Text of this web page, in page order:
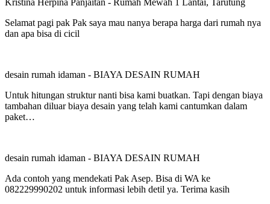
Kristina Herpina Panjaitan - Rumah Mewah 1 Lantai, Tarutung
Selamat pagi pak Pak saya mau nanya berapa harga dari rumah nya
dan apa bisa di cicil
desain rumah idaman - BIAYA DESAIN RUMAH
Untuk hitungan struktur nanti bisa kami buatkan. Tapi dengan biaya
tambahan diluar biaya desain yang telah kami cantumkan dalam
paket…
desain rumah idaman - BIAYA DESAIN RUMAH
Ada contoh yang mendekati Pak Asep. Bisa di WA ke
082229990202 untuk informasi lebih detil ya. Terima kasih